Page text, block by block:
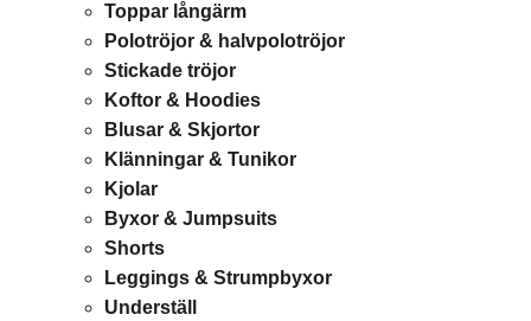
Toppar långärm
Polotröjor & halvpolotröjor
Stickade tröjor
Koftor & Hoodies
Blusar & Skjortor
Klänningar & Tunikor
Kjolar
Byxor & Jumpsuits
Shorts
Leggings & Strumpbyxor
Underställ